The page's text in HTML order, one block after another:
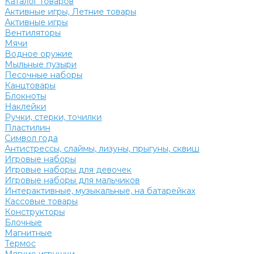
Активные игры, Летние товары
Активные игры
Вентиляторы
Мячи
Водное оружие
Мыльные пузыри
Песочные наборы
Канцтовары
Блокноты
Наклейки
Ручки, стерки, точилки
Пластилин
Символ года
Антистрессы, слаймы, лизуны, прыгуны, сквиш
Игровые наборы
Игровые наборы для девочек
Игровые наборы для мальчиков
Интерактивные, музыкальные, на батарейках
Кассовые товары
Конструкторы
Блочные
Магнитные
Термос